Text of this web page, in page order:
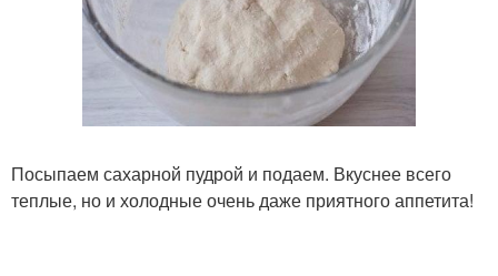
Посыпаем сахарной пудрой и подаем. Вкуснее всего
теплые, но и холодные очень даже приятного аппетита!